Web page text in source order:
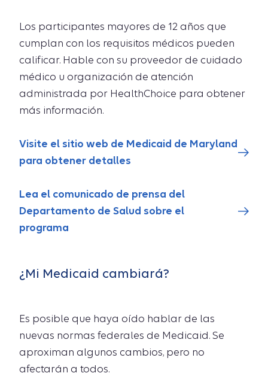
Los participantes mayores de 12 años que
cumplan con los requisitos médicos pueden
calificar. Hable con su proveedor de cuidado
médico u organización de atención
administrada por HealthChoice para obtener
más información.
Visite el sitio web de Medicaid de Maryland
para obtener detalles
Lea el comunicado de prensa del
Departamento de Salud sobre el
programa
¿Mi Medicaid cambiará?
Es posible que haya oído hablar de las
nuevas normas federales de Medicaid. Se
aproximan algunos cambios, pero no
afectarán a todos.